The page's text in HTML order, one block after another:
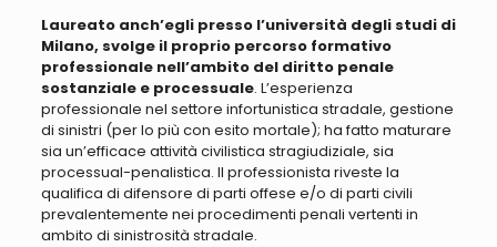
Laureato anch’egli presso l’università degli studi di
Milano, svolge il proprio percorso formativo
professionale nell’ambito del diritto penale
sostanziale e processuale. L’esperienza
professionale nel settore infortunistica stradale, gestione
di sinistri (per lo più con esito mortale); ha fatto maturare
sia un’efficace attività civilistica stragiudiziale, sia
processual-penalistica. Il professionista riveste la
qualifica di difensore di parti offese e/o di parti civili
prevalentemente nei procedimenti penali vertenti in
ambito di sinistrosità stradale.